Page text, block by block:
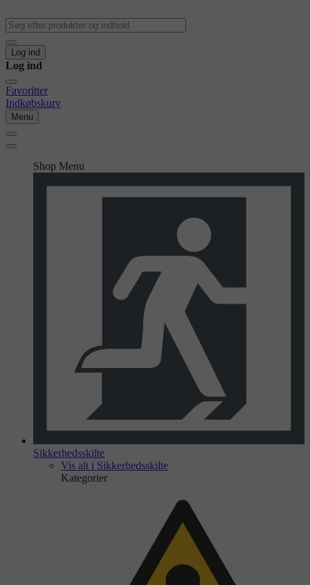
Log ind
Log ind
Favoritter
Indkøbskurv
Menu
Shop Menu
Sikkerhedsskilte
Vis alt i Sikkerhedsskilte
Kategorier